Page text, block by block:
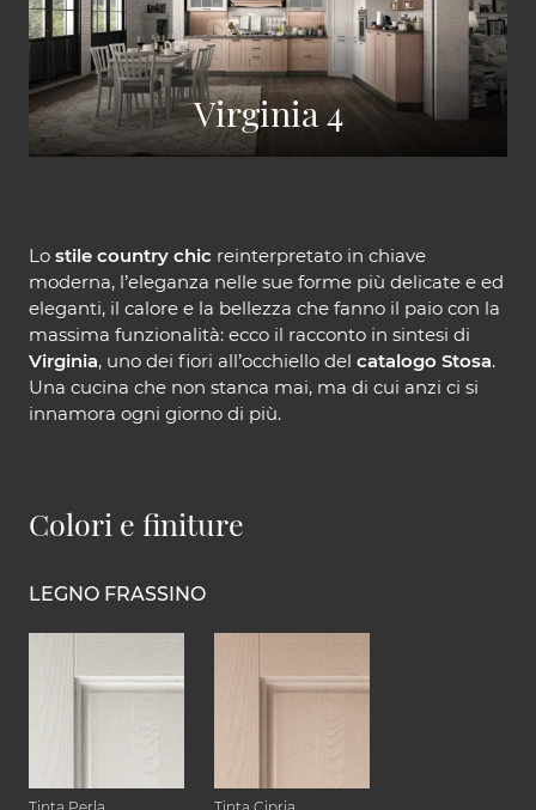
Virginia 4
Lo stile country chic reinterpretato in chiave
moderna, l’eleganza nelle sue forme più delicate e ed
eleganti, il calore e la bellezza che fanno il paio con la
massima funzionalità: ecco il racconto in sintesi di
Virginia, uno dei fiori all’occhiello del catalogo Stosa.
Una cucina che non stanca mai, ma di cui anzi ci si
innamora ogni giorno di più.
Colori e finiture
LEGNO FRASSINO